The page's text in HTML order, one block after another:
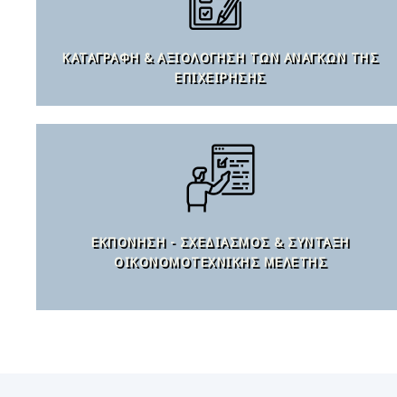
ΚΑΤΑΓΡΑΦΉ & ΑΞΙΟΛΌΓΗΣΗ ΤΩΝ ΑΝΑΓΚΏΝ ΤΗΣ
ΕΠΙΧΕΊΡΗΣΗΣ
ΕΚΠΌΝΗΣΗ - ΣΧΕΔΙΑΣΜΌΣ & ΣΎΝΤΑΞΗ
ΟΙΚΟΝΟΜΟΤΕΧΝΙΚΉΣ ΜΕΛΈΤΗΣ